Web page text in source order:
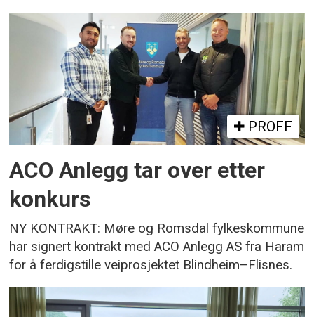
PROFF
ACO Anlegg tar over etter
konkurs
NY KONTRAKT: Møre og Romsdal fylkeskommune
har signert kontrakt med ACO Anlegg AS fra Haram
for å ferdigstille veiprosjektet Blindheim–Flisnes.